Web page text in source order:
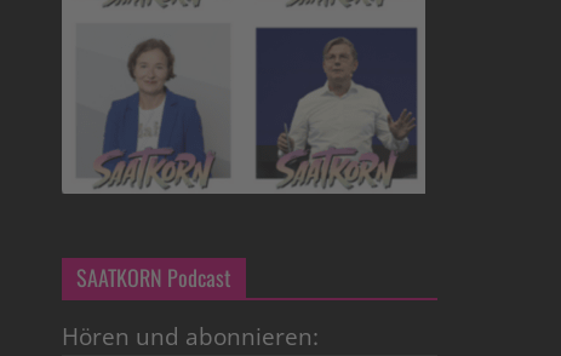
SAATKORN Podcast
Hören und abonnieren: